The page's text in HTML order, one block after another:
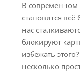
В современном
становится
нас
блокируют
избежать
несколько